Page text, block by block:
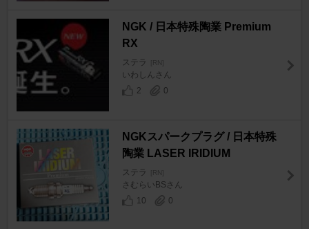
NGK / 日本特殊陶業 Premium
RX
ステラ [RN]
いわしんさん
2
0
NGKスパークプラグ / 日本特殊
陶業 LASER IRIDIUM
ステラ [RN]
さむらいBSさん
10
0